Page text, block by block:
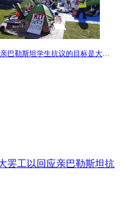
亲巴勒斯坦学生抗议的目标是大学与以色列的经济联系